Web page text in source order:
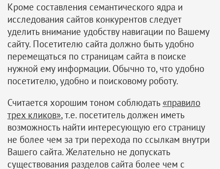
Кроме составления семантического ядра и
исследования сайтов конкурентов следует
уделить внимание удобству навигации по Вашему
сайту. Посетителю сайта должно быть удобно
перемещаться по страницам сайта в поиске
нужной ему информации. Обычно то, что удобно
посетителю, удобно и поисковому роботу.
Считается хорошим тоном соблюдать «правило
трех кликов», т.е. посетитель должен иметь
возможность найти интересующую его страницу
не более чем за три перехода по ссылкам внутри
Вашего сайта. Желательно не допускать
существования разделов сайта более чем с